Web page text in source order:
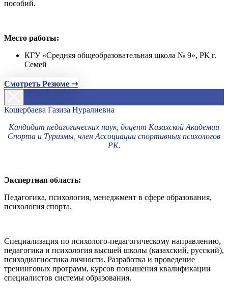
пособий.
Место работы:
КГУ «Средняя общеобразовательная школа № 9», РК г.
Семей
Смотреть Резюме ➝
Кошербаева Газиза Нуралиевна
Кандидат педагогических наук, доцент Казахской Академии
Спорта и Туризмы, член Ассоциации спортивных психологов
РК.
Экспертная область:
Педагогика, психология, менеджмент в сфере образования,
психология спорта.
Специализация по психолого-педагогическому направлению,
педагогика и психология высшей школы (казахский, русский),
психодиагностика личности. Разработка и проведение
тренинговых программ, курсов повышения квалификации
специалистов системы образования.